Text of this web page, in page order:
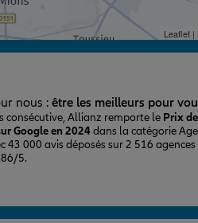
Leaflet|
nous : être les meilleurs pour
consécutive, Allianz remporte le Prix
Google en 2024dans la catégorie
43 000 avis déposés sur 2 516
5.